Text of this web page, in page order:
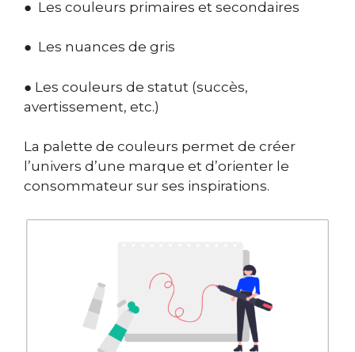
● Les couleurs primaires et secondaires
● Les nuances de gris
● Les couleurs de statut (succès,
avertissement, etc.)
La palette de couleurs permet de créer
l’univers d’une marque et d’orienter le
consommateur sur ses inspirations.